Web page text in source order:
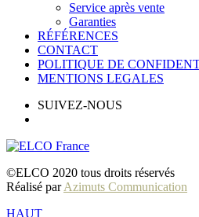
Service après vente
Garanties
RÉFÉRENCES
CONTACT
POLITIQUE DE
MENTIONS LEGALES
SUIVEZ-NOUS
©ELCO 2020 tous droits réservés
Réalisé parAzimuts Communication
HAUT